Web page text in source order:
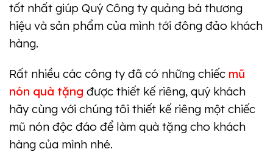
tốt nhất giúp Quý Công ty quảng bá thương
hiệu và sản phẩm của mình tới đông đảo khách
hàng.
Rất nhiều các công ty đã có những chiếc mũ
nón quà tặng được thiết kế riêng, quý khách
hãy cùng với chúng tôi thiết kế riêng một chiếc
mũ nón độc đáo để làm quà tặng cho khách
hàng của mình nhé.